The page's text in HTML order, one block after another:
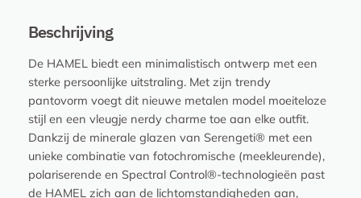
7
P
5
5
5
.
S
e
r
Beschrijving
De HAMEL biedt een minimalistisch ontwerp met een
sterke persoonlijke uitstraling. Met zijn trendy
pantovorm voegt dit nieuwe metalen model moeiteloze
stijl en een vleugje nerdy charme toe aan elke outfit.
Dankzij de minerale glazen van Serengeti® met een
unieke combinatie van fotochromische (meekleurende),
polariserende en Spectral Control®-technologieën past
de HAMEL zich aan de lichtomstandigheden aan,